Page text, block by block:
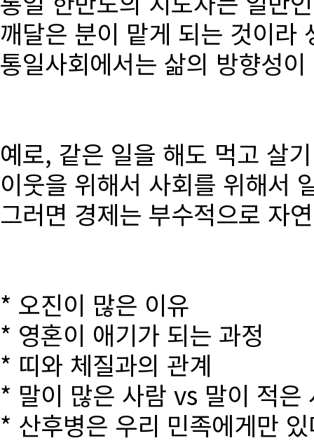
깨달은 분이 맡게 되는 것이라
통일사회에서는 삶의 방향성
예로, 같은 일을 해도 먹고 살
이웃을 위해서 사회를 위해서
그러면 경제는 부수적으로 자
* 오진이 많은 이유
* 영혼이 애기가 되는 과정
* 띠와 체질과의 관계
* 말이 많은 사람 vs 말이 적은
* 산후병은 우리 민족에게만